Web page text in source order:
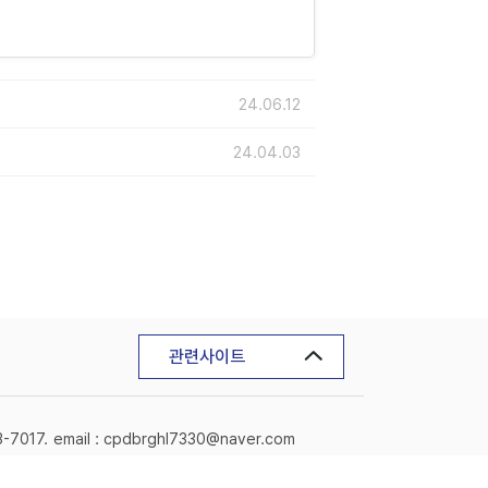
24.06.12
24.04.03
관련사이트
7017. email : cpdbrghl7330@naver.com